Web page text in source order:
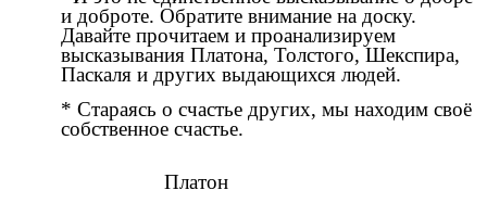
и доброте. Обратите внимание на доску.
Давайте прочитаем и проанализируем
высказывания Платона, Толстого, Шекспира,
Паскаля и других выдающихся людей.
* Стараясь о счастье других, мы находим своё
собственное счастье.
Платон